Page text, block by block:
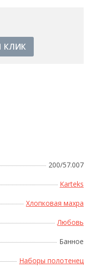
КЛИК
200/57.007
Karteks
Хлопковая махра
Любовь
Банное
Наборы полотенец